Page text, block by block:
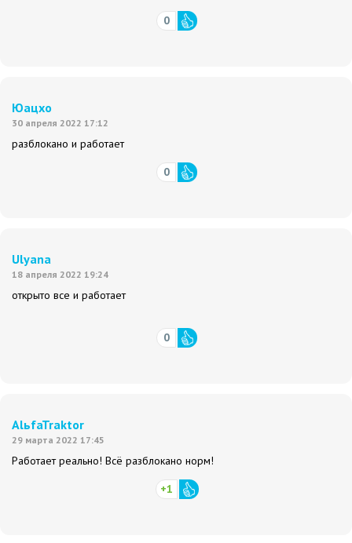
0
Юацхо
30 апреля 2022 17:12
разблокано и работает
0
Ulyana
18 апреля 2022 19:24
открыто все и работает
0
AlьfaTraktor
29 марта 2022 17:45
Работает реально! Всё разблокано норм!
+1